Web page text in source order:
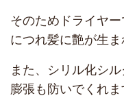
そのためドライヤ
につれ髪に艶が生
また、シリル化シ
膨張も防いでくれま